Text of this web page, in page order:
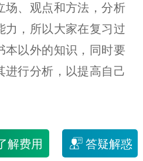
场、观点和方法，分析
力，所以大家在复习过
本以外的知识，同时要
进行分析，以提高自己
解费用 答疑解惑